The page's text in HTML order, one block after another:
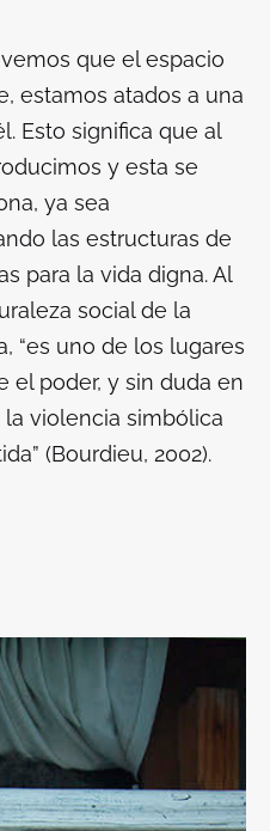
que el espacio
estamos atados a una
Esto significa que al
y esta se
ya sea
las estructuras de
para la vida digna. Al
social de la
“es uno de los lugares
el poder, y sin duda en
violencia simbólica
(Bourdieu, 2002).